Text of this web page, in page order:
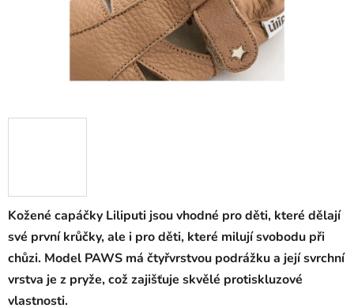
Kožené capáčky Liliputi jsou vhodné pro děti, které dělají
své první krůčky, ale i pro děti, které milují svobodu při
chůzi. Model PAWS má čtyřvrstvou podrážku a její svrchní
vrstva je z pryže, což zajišťuje skvělé protiskluzové
vlastnosti.